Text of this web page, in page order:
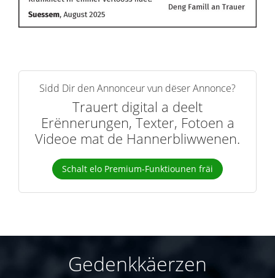
Sidd Dir den Annonceur vun dëser Annonce?
Trauert digital a deelt
Erënnerungen, Texter, Fotoen a
Videoe mat de Hannerbliwwenen.
Schalt elo Premium-Funktiounen fräi
Gedenkkäerzen